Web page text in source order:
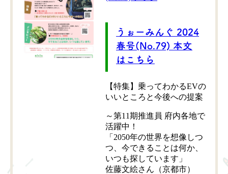
うぉーみんぐ 2024
春号(No.79) 本文
はこちら
【特集】乗ってわかるEVの
いいところと今後への提案
～第11期推進員 府内各地で
活躍中！
「2050年の世界を想像しつ
つ、今できることは何か、
いつも探しています」
佐藤文絵さん（京都市）